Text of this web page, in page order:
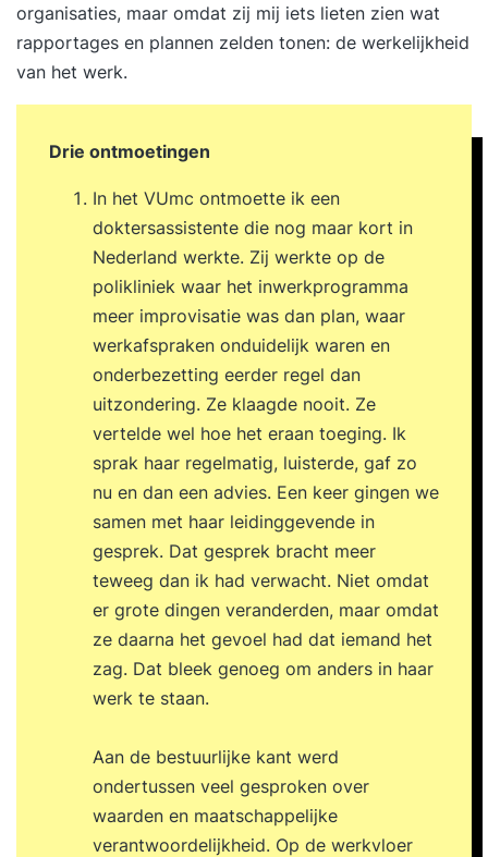
organisaties, maar omdat zij mij iets lieten zien wat
rapportages en plannen zelden tonen: de werkelijkheid
van het werk.
Drie ontmoetingen
In het VUmc ontmoette ik een
doktersassistente die nog maar kort in
Nederland werkte. Zij werkte op de
polikliniek waar het inwerkprogramma
meer improvisatie was dan plan, waar
werkafspraken onduidelijk waren en
onderbezetting eerder regel dan
uitzondering. Ze klaagde nooit. Ze
vertelde wel hoe het eraan toeging. Ik
sprak haar regelmatig, luisterde, gaf zo
nu en dan een advies. Een keer gingen we
samen met haar leidinggevende in
gesprek. Dat gesprek bracht meer
teweeg dan ik had verwacht. Niet omdat
er grote dingen veranderden, maar omdat
ze daarna het gevoel had dat iemand het
zag. Dat bleek genoeg om anders in haar
werk te staan.
Aan de bestuurlijke kant werd
ondertussen veel gesproken over
waarden en maatschappelijke
verantwoordelijkheid. Op de werkvloer